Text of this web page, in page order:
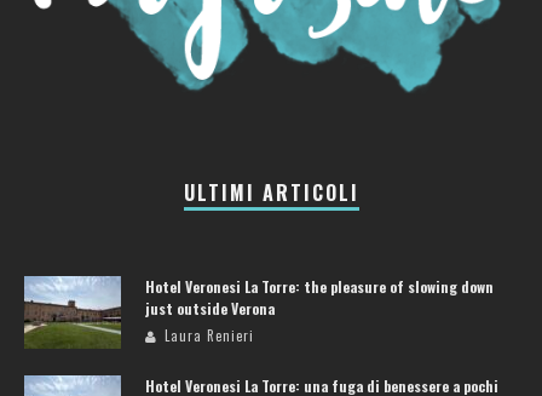
ULTIMI ARTICOLI
Hotel Veronesi La Torre: the pleasure of slowing down
just outside Verona
Laura Renieri
Hotel Veronesi La Torre: una fuga di benessere a pochi